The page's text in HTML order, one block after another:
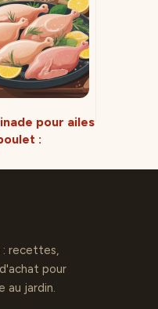
pour ailes
:
: recettes,
pour
au jardin.